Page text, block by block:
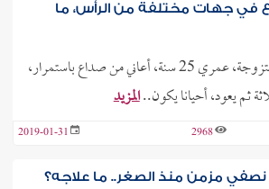
في جهات مختلفة من الرأس، ما
السلام عليكم أنا سيدة متزوجة، عمري 25 سنة، أعاني من صداع باستمرار،
ثم يعود، أحيانا يكون..المزيد
2968
2019-01-31
مزمن منذ الصغر.. ما علاجه؟